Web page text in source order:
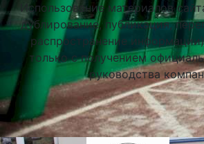
Использование материалов
дублирование, публикация,
распространение
только с получением
руководства